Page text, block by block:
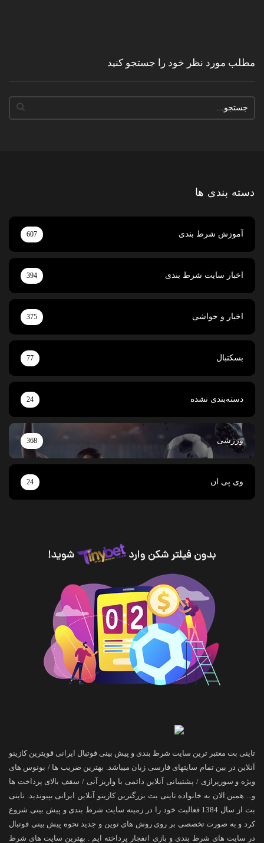
مطلب مورد نظر خود را جستجو کنید
دسته بندی ها
آموزش شرط بندی 607
اخبار سایت شرط بندی 394
اخبار و حواشی 375
بسکتبال 77
دسته‌بندی نشده 24
ورزشی 368
وی پی ان 24
تاینی بت معتبر ترین سایت شرط بندی و پیش بینی فوتبال ایرانی قویترین کازینو
آنلاین در بین تمام سایتهای فارسی زبان میباشد. بهترین ضریب ها / بونوس های
ویژه و سورپرازی / پشتیبانی آنلاین دائمی با واریز آنی / سقف بالای پرداخت ها
و... همین الان به خانواده تاینی بت بزرگترین کازینو آنلاین ایرانی بپیوندید. تاینی
بت از سال 1384 فعالیت خود را در زمینه سایت شرط بندی و پیش بینی شروع
کرد و به صورت تخصصی بر روی روش های نوین و جدید نحوه پیش بینی فوتبال
در سایت های شرط بندی و بازی انفجار پرداخته ایم . بهترین سایت های شرط